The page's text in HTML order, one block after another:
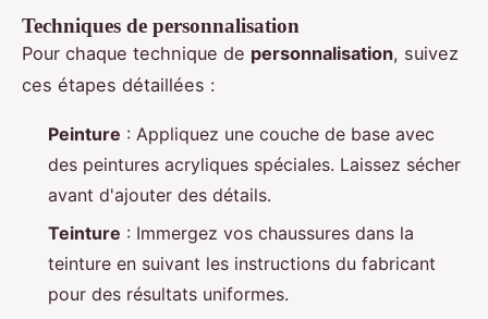
Techniques de personnalisation
Pour chaque technique de personnalisation, suivez
ces étapes détaillées :
Peinture : Appliquez une couche de base avec
des peintures acryliques spéciales. Laissez sécher
avant d'ajouter des détails.
Teinture : Immergez vos chaussures dans la
teinture en suivant les instructions du fabricant
pour des résultats uniformes.